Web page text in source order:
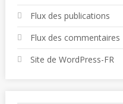
Flux des publications
Flux des commentaires
Site de WordPress-FR